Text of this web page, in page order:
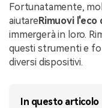
Fortunatamente,
aiutareRimuovi l'eco
immergerà in loro.
questi strumenti e
diversi dispositivi.
In questo articolo